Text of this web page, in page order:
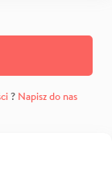
? Napisz do nas